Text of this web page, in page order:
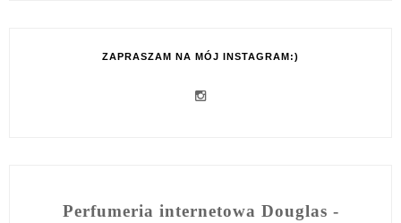
ZAPRASZAM NA MÓJ INSTAGRAM:)
Perfumeria internetowa Douglas -